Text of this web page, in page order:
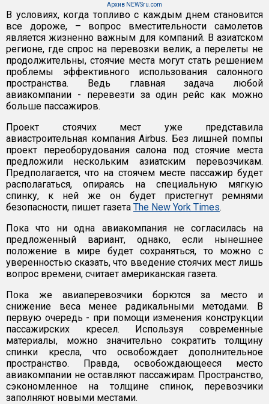
Архив NEWSru.com
В условиях, когда топливо с каждым днем становится
все дороже, – вопрос вместительности самолетов
является жизненно важным для компаний. В азиатском
регионе, где спрос на перевозки велик, а перелеты не
продолжительны, стоячие места могут стать решением
проблемы эффективного использования салонного
пространства. Ведь главная задача любой
авиакомпании - перевезти за один рейс как можно
больше пассажиров.
Проект стоячих мест уже представила
авиастроительная компания Airbus. Без лишней помпы
проект переоборудования салона под стоячие места
предложили нескольким азиатским перевозчикам.
Предполагается, что на стоячем месте пассажир будет
располагаться, опираясь на специальную мягкую
спинку, к ней же он будет пристегнут ремнями
безопасности, пишет газета The New York Times.
Пока что ни одна авиакомпания не согласилась на
предложенный вариант, однако, если нынешнее
положение в мире будет сохраняться, то можно с
уверенностью сказать, что введение стоячих мест лишь
вопрос времени, считает американская газета.
Пока же авиаперевозчики борются за место и
снижение веса менее радикальными методами. В
первую очередь - при помощи изменения конструкции
пассажирских кресел. Используя современные
материалы, можно значительно сократить толщину
спинки кресла, что освобождает дополнительное
пространство. Правда, освобождающееся место
авиакомпании не оставляют пассажирам. Пространство,
сэкономленное на толщине спинок, перевозчики
заполняют новыми местами.